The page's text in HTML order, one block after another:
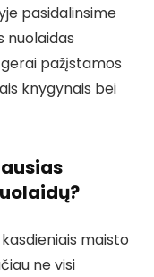
pasidalinsime
nuolaidas
pažįstamos
knygynais bei
kasdieniais maisto
ne visi